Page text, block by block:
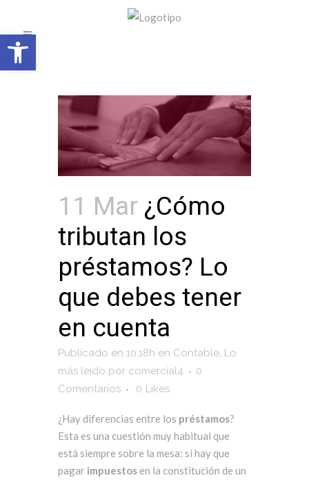
Open toolbar
11 Mar¿Cómo
tributan los
préstamos? Lo
que debes tener
en cuenta
Publicado en 10:18h en Contable, Lo
más leido por comercial4
0
Comentarios
0 Likes
¿Hay diferencias entre los préstamos?
Esta es una cuestión muy habitual que
está siempre sobre la mesa: si hay que
pagar impuestos en la constitución de un